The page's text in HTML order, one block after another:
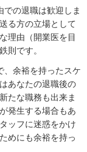
での退職は歓迎しま
る方の立場として
理由（開業医を目
則です。
、余裕を持ったスケ
あなたの退職後の
たな職務も出来ま
発生する場合もあ
ッフに迷惑をかけ
めにも余裕を持っ